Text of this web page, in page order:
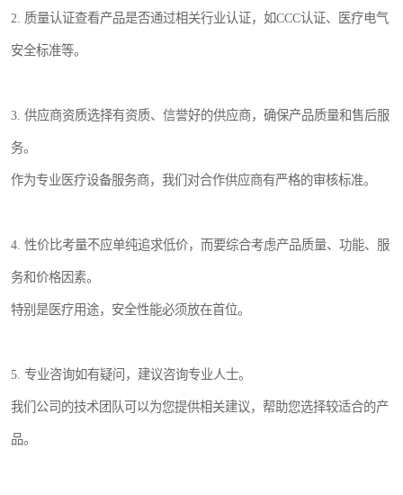
2. 质量认证查看产品是否通过相关行业认证，如CCC认证、医疗电气
安全标准等。
3. 供应商资质选择有资质、信誉好的供应商，确保产品质量和售后服
务。
作为专业医疗设备服务商，我们对合作供应商有严格的审核标准。
4. 性价比考量不应单纯追求低价，而要综合考虑产品质量、功能、服
务和价格因素。
特别是医疗用途，安全性能必须放在首位。
5. 专业咨询如有疑问，建议咨询专业人士。
我们公司的技术团队可以为您提供相关建议，帮助您选择较适合的产
品。